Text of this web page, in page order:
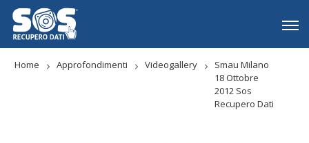
Home Approfondimenti Videogallery
Smau Milano
18 Ottobre
2012 Sos
Recupero Dati